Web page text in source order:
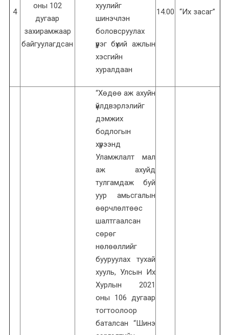
4
оны 102
дугаар
захирамжаар
байгуулагдсан
хуулийг
шинэчлэн
боловсруулах
үүрэг бүхий ажлын
хэсгийн
хуралдаан
14.00 “Их засаг”
“Хөдөө аж ахуйн
үйлдвэрлэлийг
дэмжих
бодлогын
хүрээнд
Уламжлалт мал
аж ахуйд
тулгамдаж буй
уур амьсгалын
өөрчлөлтөөс
шалтгаалсан
сөрөг
нөлөөллийг
бууруулах тухай
хууль, Улсын Их
Хурлын 2021
оны 106 дугаар
тогтоолоор
баталсан “Шинэ